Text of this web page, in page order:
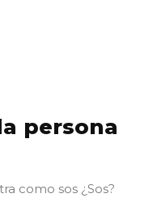
persona
como sos ¿Sos?